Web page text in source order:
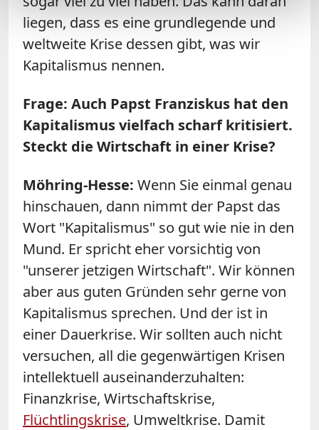
liegen, dass es eine grundlegende und
weltweite Krise dessen gibt, was wir
Kapitalismus nennen.
Frage: Auch Papst Franziskus hat den
Kapitalismus vielfach scharf kritisiert.
Steckt die Wirtschaft in einer Krise?
Möhring-Hesse: Wenn Sie einmal genau
hinschauen, dann nimmt der Papst das
Wort "Kapitalismus" so gut wie nie in den
Mund. Er spricht eher vorsichtig von
"unserer jetzigen Wirtschaft". Wir können
aber aus guten Gründen sehr gerne von
Kapitalismus sprechen. Und der ist in
einer Dauerkrise. Wir sollten auch nicht
versuchen, all die gegenwärtigen Krisen
intellektuell auseinanderzuhalten:
Finanzkrise, Wirtschaftskrise,
Flüchtlingskrise, Umweltkrise. Damit